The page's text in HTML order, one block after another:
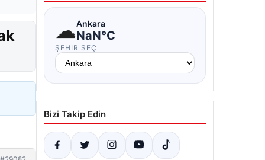
☁Ankara
NaN°C
ŞEHIR SEÇ
Bizi Takip Edin